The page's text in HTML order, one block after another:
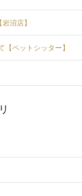
沼店】
ペットシッター】